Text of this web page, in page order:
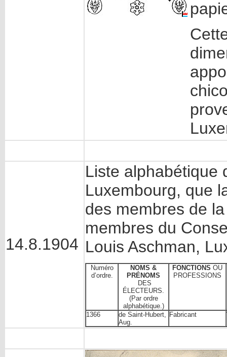
14.8.1904
Liste alphabétique
Luxembourg, que
des membres de
membres du
Louis Aschman,
Numéro
d’ordre.
NOMS &
PRÉNOMS
DES
ÉLECTEURS.
(Par ordre
alphabétique.)
FONCTIONS OU
PROFESSIONS
1366
de Saint-Hubert,
Aug.
Fabricant